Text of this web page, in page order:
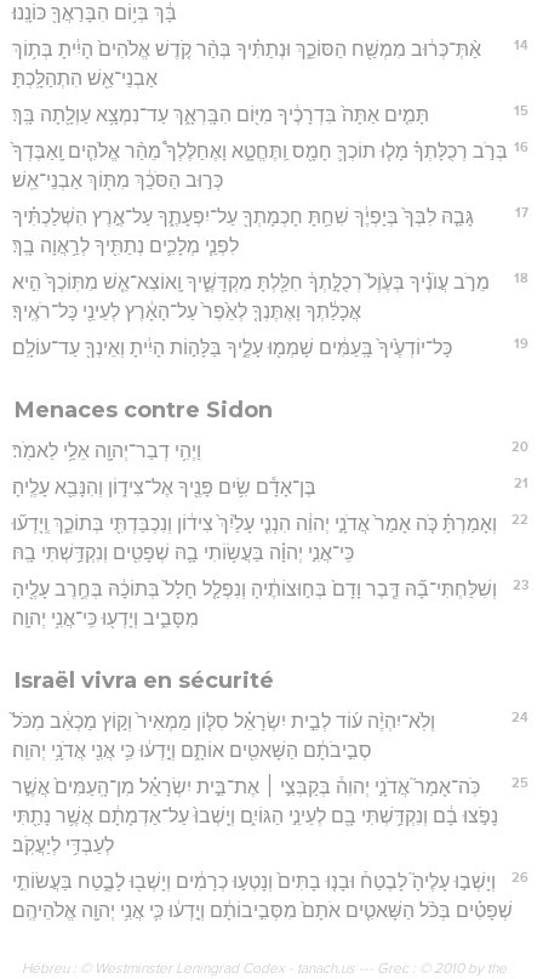
בָּ֔ךְ בְּי֥וֹם הִבָּרַאֲךָ֖ כּוֹנָֽנוּ׃
14
אַ֨תְּ־כְּר֔וּב מִמְשַׁ֖ח הַסּוֹכֵ֑ךְ וּנְתַתִּ֗יךָ בְּהַ֨ר קֹ֤דֶשׁ אֱלֹהִים֙ הָיִ֔יתָ בְּת֥וֹךְ
אַבְנֵי־אֵ֖שׁ הִתְהַלָּֽכְתָּ׃
15 תָּמִ֤ים אַתָּה֙ בִּדְרָכֶ֔יךָ מִיּ֖וֹם הִבָּֽרְאָ֑ךְ עַד־נִמְצָ֥א עַוְלָ֖תָה בָּֽךְ׃
16 בְּרֹ֣ב רְכֻלָּתְךָ֗ מָל֧וּ תוֹכְךָ֛ חָמָ֖ס וַֽתֶּחֱטָ֑א וָאֶחַלֶּלְךָ֩ מֵהַ֨ר אֱלֹהִ֤ים וָֽאַבֶּדְךָ֙
כְּר֣וּב הַסֹּכֵ֔ךְ מִתּ֖וֹךְ אַבְנֵי־אֵֽשׁ׃
17
גָּבַ֤הּ לִבְּךָ֙ בְּיָפְיֶ֔ךָ שִׁחַ֥תָּ חָכְמָתְךָ֖ עַל־יִפְעָתֶ֑ךָ עַל־אֶ֣רֶץ הִשְׁלַכְתִּ֗יךָ
לִפְנֵ֧י מְלָכִ֛ים נְתַתִּ֖יךָ לְרַ֥אֲוָה בָֽךְ׃
18
מֵרֹ֣ב עֲוֺנֶ֗יךָ בְּעֶ֙וֶל֙ רְכֻלָּ֣תְךָ֔ חִלַּ֖לְתָּ מִקְדָּשֶׁ֑יךָ וָֽאוֹצִא־אֵ֤שׁ מִתּֽוֹכְךָ֙ הִ֣יא
אֲכָלַ֔תְךָ וָאֶתֶּנְךָ֤ לְאֵ֙פֶר֙ עַל־הָאָ֔רֶץ לְעֵינֵ֖י כָּל־רֹאֶֽיךָ׃
19 כָּל־יוֹדְעֶ֙יךָ֙ בָּֽעַמִּ֔ים שָׁמְמ֖וּ עָלֶ֑יךָ בַּלָּה֣וֹת הָיִ֔יתָ וְאֵינְךָ֖ עַד־עוֹלָֽם׃
Menaces contre Sidon
20 וַיְהִ֥י דְבַר־יְהוָ֖ה אֵלַ֥י לֵאמֹֽר׃
21 בֶּן־אָדָ֕ם שִׂ֥ים פָּנֶ֖יךָ אֶל־צִיד֑וֹן וְהִנָּבֵ֖א עָלֶֽיהָ׃
22
וְאָמַרְתָּ֗ כֹּ֤ה אָמַר֙ אֲדֹנָ֣י יְהוִ֔ה הִנְנִ֤י עָלַ֙יִךְ֙ צִיד֔וֹן וְנִכְבַּדְתִּ֖י בְּתוֹכֵ֑ךְ וְֽיָדְע֞וּ
כִּֽי־אֲנִ֣י יְהוָ֗ה בַּעֲשׂ֥וֹתִי בָ֛הּ שְׁפָטִ֖ים וְנִקְדַּ֥שְׁתִּי בָֽהּ׃
23
וְשִׁלַּחְתִּי־בָ֞הּ דֶּ֤בֶר וָדָם֙ בְּח֣וּצוֹתֶ֔יהָ וְנִפְלַ֤ל חָלָל֙ בְּתוֹכָ֔הּ בְּחֶ֥רֶב עָלֶ֖יהָ
מִסָּבִ֑יב וְיָדְע֖וּ כִּֽי־אֲנִ֥י יְהוָֽה׃
Israël vivra en sécurité
24
וְלֹֽא־יִהְיֶ֨ה ע֜וֹד לְבֵ֣ית יִשְׂרָאֵ֗ל סִלּ֤וֹן מַמְאִיר֙ וְק֣וֹץ מַכְאִ֔ב מִכֹּל֙
סְבִ֣יבֹתָ֔ם הַשָּׁאטִ֖ים אוֹתָ֑ם וְיָ֣דְע֔וּ כִּ֥י אֲנִ֖י אֲדֹנָ֥י יְהוִֽה׃
25
כֹּֽה־אָמַר֮ אֲדֹנָ֣י יְהוִה֒ בְּקַבְּצִ֣י ׀ אֶת־בֵּ֣ית יִשְׂרָאֵ֗ל מִן־הָֽעַמִּים֙ אֲשֶׁ֣ר
נָפֹ֣צוּ בָ֔ם וְנִקְדַּ֥שְׁתִּי בָ֖ם לְעֵינֵ֣י הַגּוֹיִ֑ם וְיָֽשְׁבוּ֙ עַל־אַדְמָתָ֔ם אֲשֶׁ֥ר נָתַ֖תִּי
לְעַבְדִּ֥י לְיַעֲקֹֽב׃
26
וְיָשְׁב֣וּ עָלֶיהָ֮ לָבֶטַח֒ וּבָנ֤וּ בָתִּים֙ וְנָטְע֣וּ כְרָמִ֔ים וְיָשְׁב֖וּ לָבֶ֑טַח בַּעֲשׂוֹתִ֣י
שְׁפָטִ֗ים בְּכֹ֨ל הַשָּׁאטִ֤ים אֹתָם֙ מִסְּבִ֣יבוֹתָ֔ם וְיָ֣דְע֔וּ כִּ֛י אֲנִ֥י יְהוָ֖ה אֱלֹהֵיהֶֽם׃
Hébreu : © Westminster Leningrad Codex - tanach.us --- Grec : © 2010 by the